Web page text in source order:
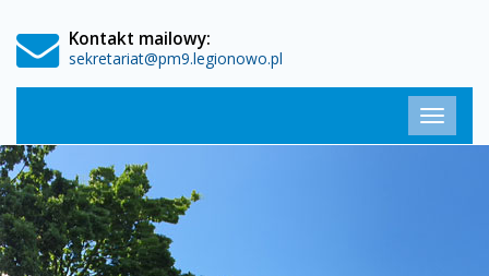
w
Legionowie
Kontakt mailowy:
sekretariat@pm9.legionowo.pl
główne